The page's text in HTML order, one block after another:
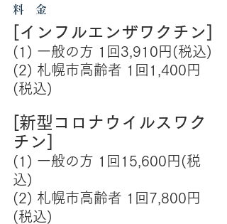
料　金
[インフルエンザワクチン]
(1) 一般の方 1回3,910円(税込)
(2) 札幌市高齢者 1回1,400円
(税込)
[新型コロナウイルスワク
チン]
(1) 一般の方 1回15,600円(税
込)
(2) 札幌市高齢者 1回7,800円
(税込)